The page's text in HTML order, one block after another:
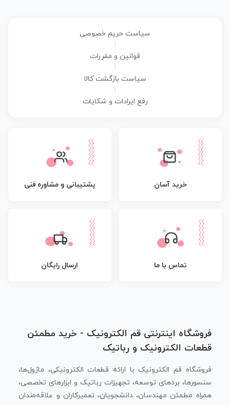
سیاست حریم خصوصی
قوانین و مقررات
سیاست بازگشت کالا
رفع ایرادات و شکایات
خرید آسان پشتیبانی و مشاوره فنی
تماس با ما ارسال رایگان
فروشگاه اینترنتی قم الکترونیک - خرید مطمئن
قطعات الکترونیک و رباتیک
فروشگاه قم الکترونیک با ارائه قطعات الکترونیکی، ماژول‌ها،
سنسورها، بردهای توسعه، تجهیزات رباتیک و ابزارهای تخصصی،
همراه مطمئن مهندسان، دانشجویان، تعمیرکاران و علاقه‌مندان